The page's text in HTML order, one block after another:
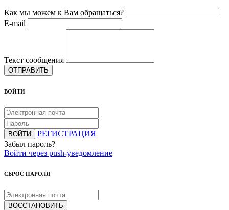
Как мы можем к Вам обращаться?
E-mail
Текст сообщения
ОТПРАВИТЬ
ВОЙТИ
ВОЙТИ
РЕГИСТРАЦИЯ
Забыл пароль?
Войти через push-уведомление
СБРОС ПАРОЛЯ
ВОССТАНОВИТЬ